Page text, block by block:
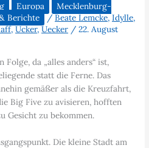
Europa
Mecklenburg-
Berichte /Beate Lemcke,Idylle,
,Ucker,Uecker /22. August
da „alles anders“ ist,
statt die Ferne. Das
gemäßer als die Kreuzfahrt,
Big Five zu avisieren, hofften
Gesicht zu bekommen.
Die kleine Stadt am